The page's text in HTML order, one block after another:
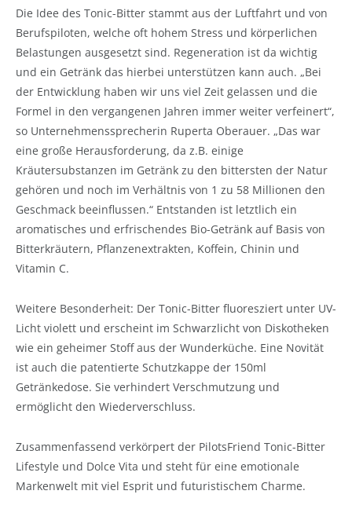
Die Idee des Tonic-Bitter stammt aus der Luftfahrt und von
Berufspiloten, welche oft hohem Stress und körperlichen
Belastungen ausgesetzt sind. Regeneration ist da wichtig
und ein Getränk das hierbei unterstützen kann auch. „Bei
der Entwicklung haben wir uns viel Zeit gelassen und die
Formel in den vergangenen Jahren immer weiter verfeinert“,
so Unternehmenssprecherin Ruperta Oberauer. „Das war
eine große Herausforderung, da z.B. einige
Kräutersubstanzen im Getränk zu den bittersten der Natur
gehören und noch im Verhältnis von 1 zu 58 Millionen den
Geschmack beeinflussen.“ Entstanden ist letztlich ein
aromatisches und erfrischendes Bio-Getränk auf Basis von
Bitterkräutern, Pflanzenextrakten, Koffein, Chinin und
Vitamin C.
Weitere Besonderheit: Der Tonic-Bitter fluoresziert unter UV-
Licht violett und erscheint im Schwarzlicht von Diskotheken
wie ein geheimer Stoff aus der Wunderküche. Eine Novität
ist auch die patentierte Schutzkappe der 150ml
Getränkedose. Sie verhindert Verschmutzung und
ermöglicht den Wiederverschluss.
Zusammenfassend verkörpert der PilotsFriend Tonic-Bitter
Lifestyle und Dolce Vita und steht für eine emotionale
Markenwelt mit viel Esprit und futuristischem Charme.